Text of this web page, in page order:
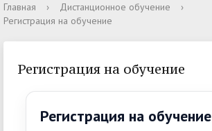
Главная › Дистанционное обучение
›
Регистрация на обучение
Регистрация на обучение
Регистрация на обучение